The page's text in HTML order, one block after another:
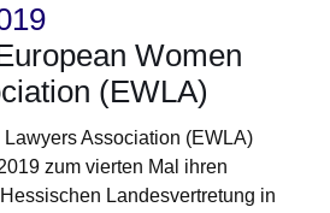
Women
(EWLA)
Association (EWLA)
zum vierten Mal ihren
Landesvertretung in